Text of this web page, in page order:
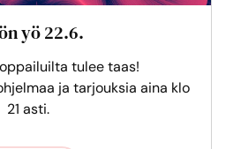
yö 22.6.
tulee taas!
ja tarjouksia aina klo
21 asti.